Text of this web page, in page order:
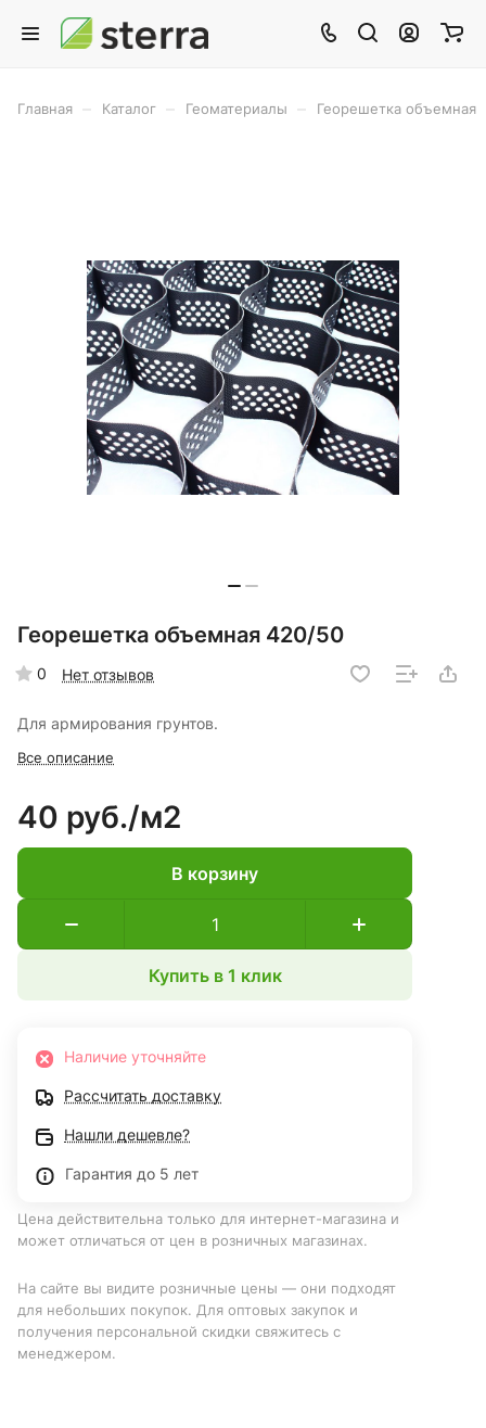
Главная Каталог Геоматериалы Георешетка объемная
Георешетка объемная 420/50
0 Нет отзывов
Для армирования грунтов.
Все описание
40 руб./м2
В корзину
Купить в 1 клик
Наличие уточняйте
Рассчитать доставку
Нашли дешевле?
Гарантия до 5 лет
Цена действительна только для интернет-магазина и
может отличаться от цен в розничных магазинах.
На сайте вы видите розничные цены — они подходят
для небольших покупок. Для оптовых закупок и
получения персональной скидки свяжитесь с
менеджером.